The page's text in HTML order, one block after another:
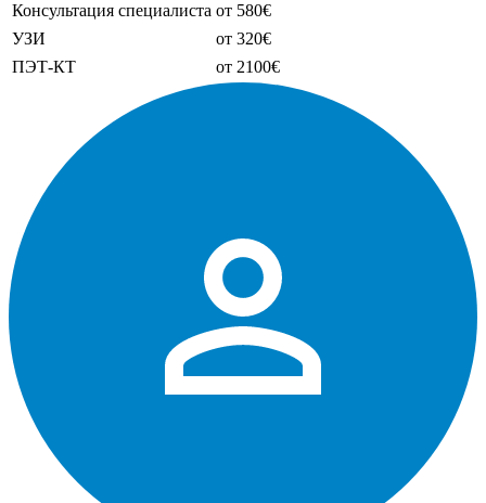
Консультация специалиста от 580€
УЗИ
от 320€
ПЭТ-КТ
от 2100€